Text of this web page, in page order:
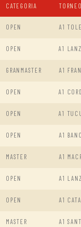
CATEGORIA TORNEO
OPEN A1
OPEN A1
GRANMASTER A1
OPEN A1
OPEN A1
OPEN A1
MASTER A1
OPEN A1
OPEN A1
MASTER A1